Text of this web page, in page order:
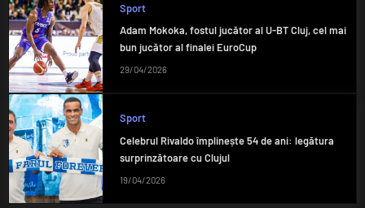
Sport
Adam Mokoka, fostul jucător al U-BT Cluj, cel mai
bun jucător al finalei EuroCup
29/04/2026
Sport
Celebrul Rivaldo împlinește 54 de ani: legătura
surprinzătoare cu Clujul
19/04/2026